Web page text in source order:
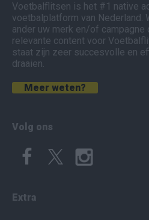
Voetbalflitsen is het #1 native
voetbalplatform van Nederland.
ander uw merk en/of campagne
relevante content voor
staat zijn zeer succesvolle en
draaien.
Meer weten?
Volg ons
Extra